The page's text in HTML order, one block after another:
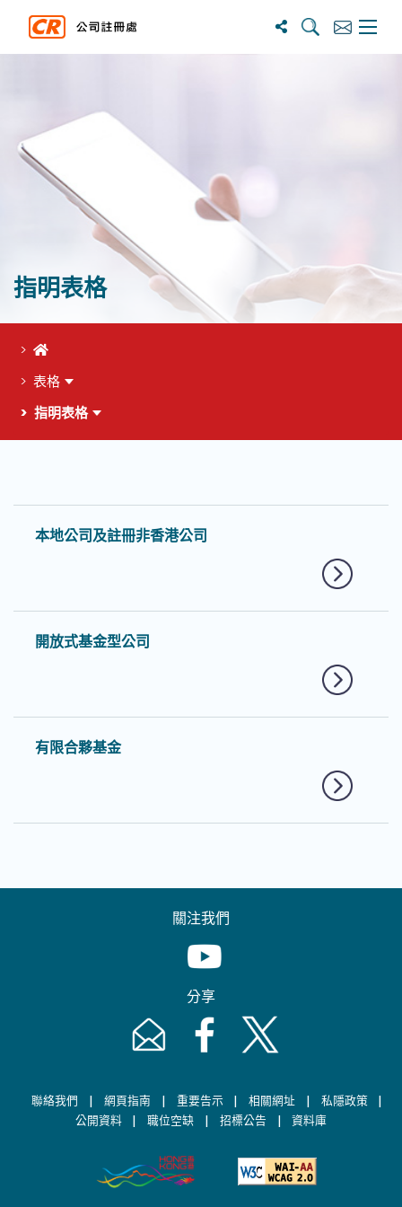
搜寻 订阅主选
指明表格
首頁
表格
指明表格
本地公司及註冊非香港公司
開放式基金型公司
有限合夥基金
關注我們
Youtube [This link will pop up in
分享
Email [This link will pop up in a new
Facebook [This link will pop up
Twitter [This link will
聯絡我們 | 網頁指南 | 重要告示 | 相關網址 | 私隱政策 |
公開資料 | 職位空缺 | 招標公告 | 資料庫